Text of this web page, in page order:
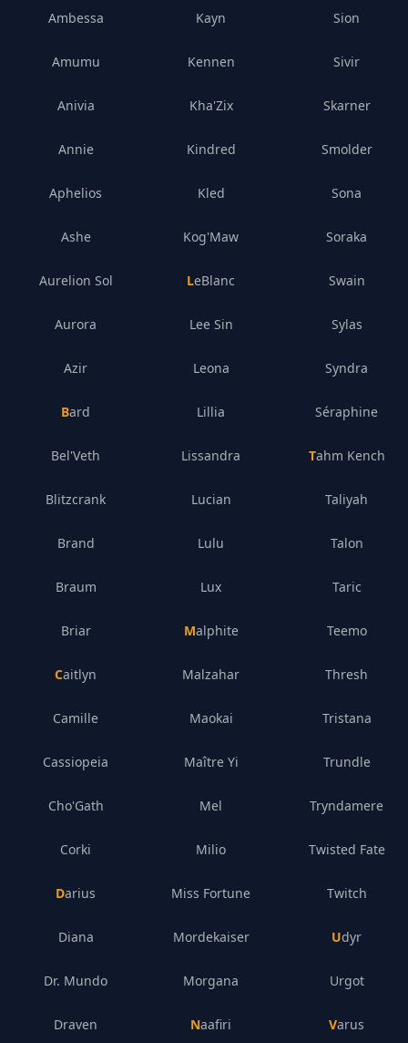
Ambessa
Amumu
Anivia
Annie
Aphelios
Ashe
Aurelion Sol
Aurora
Azir
Bard
Bel'Veth
Blitzcrank
Brand
Braum
Briar
Caitlyn
Camille
Cassiopeia
Cho'Gath
Corki
Darius
Diana
Dr. Mundo
Draven
Kayn
Kennen
Kha'Zix
Kindred
Kled
Kog'Maw
LeBlanc
Lee Sin
Leona
Lillia
Lissandra
Lucian
Lulu
Lux
Malphite
Malzahar
Maokai
Maître Yi
Mel
Milio
Miss Fortune
Mordekaiser
Morgana
Naafiri
Sion
Sivir
Skarner
Smolder
Sona
Soraka
Swain
Sylas
Syndra
Séraphine
Tahm Kench
Taliyah
Talon
Taric
Teemo
Thresh
Tristana
Trundle
Tryndamere
Twisted Fate
Twitch
Udyr
Urgot
Varus